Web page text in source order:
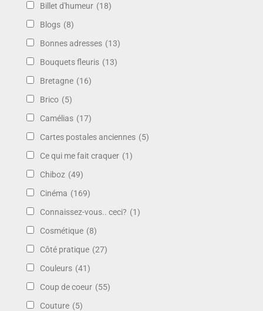
Billet d'humeur (18)
Blogs (8)
Bonnes adresses (13)
Bouquets fleuris (13)
Bretagne (16)
Brico (5)
Camélias (17)
Cartes postales anciennes (5)
Ce qui me fait craquer (1)
Chiboz (49)
Cinéma (169)
Connaissez-vous.. ceci? (1)
Cosmétique (8)
Côté pratique (27)
Couleurs (41)
Coup de coeur (55)
Couture (5)